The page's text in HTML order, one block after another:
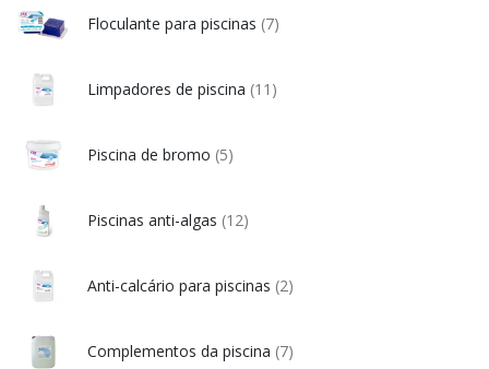
Floculante para piscinas (7)
Limpadores de piscina (11)
Piscina de bromo (5)
Piscinas anti-algas (12)
Anti-calcário para piscinas (2)
Complementos da piscina (7)